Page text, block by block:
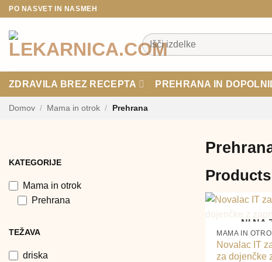
Skoči
vsebino
PO NASVET IN NASMEH
Išči:
ZDRAVILA BREZ RECEPTA PREHRANA IN
Domov / Mama in otrok / Prehrana
KATEGORIJE
Mama in otrok
Prehrana
TEŽAVA
driska
Products
NI NA
MAMA IN
Novalac IT
za dojenčke